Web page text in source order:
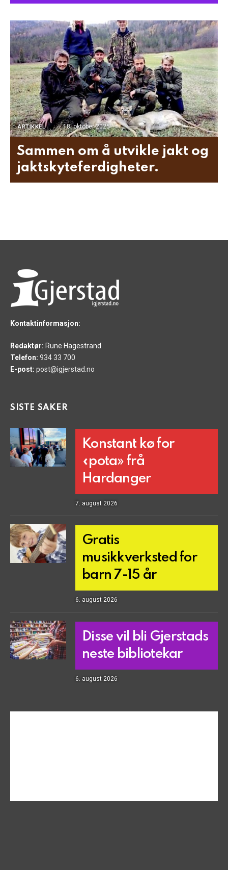
ARTIKKEL 18. oktober 2025
Sammen om å utvikle jakt og
jaktskyteferdigheter.
Kontaktinformasjon:
Redaktør: Rune Hagestrand
Telefon: 934 33 700
E-post: post@igjerstad.no
SISTE SAKER
Konstant kø for
«pota» frå
Hardanger
7. august 2026
Gratis
musikkverksted for
barn 7-15 år
6. august 2026
Disse vil bli Gjerstads
neste bibliotekar
6. august 2026